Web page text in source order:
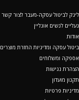
לינק לביטול עסקה-מעבר לצור קשר
נעליים לנשים אונליין
אודות
ביטול עסקה ומדיניות החזרת מוצרים
אספקה ומשלוחים
הצהרת נגישות
תקנון מועדון
מדיניות פרטיות